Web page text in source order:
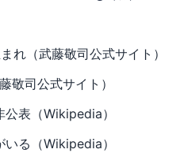
れ（武藤敬司公式サイト）
敬司公式サイト）
表（Wikipedia）
る（Wikipedia）